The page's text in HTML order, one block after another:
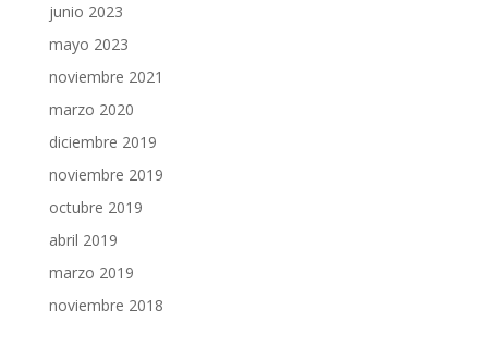
junio 2023
mayo 2023
noviembre 2021
marzo 2020
diciembre 2019
noviembre 2019
octubre 2019
abril 2019
marzo 2019
noviembre 2018